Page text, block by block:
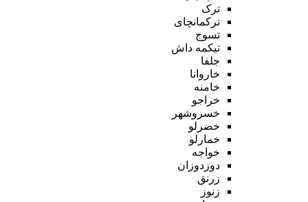
ترک
ترکمانچای
تسوج
تیکمه داش
جلفا
خاروانا
خامنه
خراجو
خسروشهر
خضرلو
خمارلو
خواجه
دوزدوزان
زرنق
زنوز